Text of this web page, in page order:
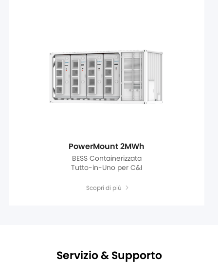
PowerMount 2MWh
BESS Containerizzata
Tutto-in-Uno per C&I
Scopri di più
Servizio & Supporto